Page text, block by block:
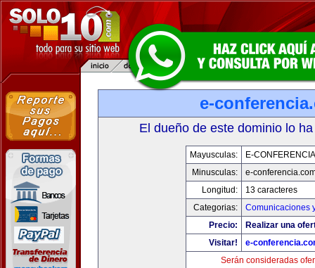
e-
El dueño de este dominio lo
Mayusculas:
E-
Minusculas:
e-
Longitud:
13 caracteres
Categorias:
Comunicaciones
Precio:
Realizar una
Visitar!
e-
Serán consideradas